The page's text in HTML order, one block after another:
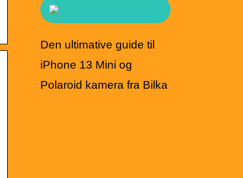
Den ultimative guide til
iPhone 13 Mini og
Polaroid kamera fra Bilka